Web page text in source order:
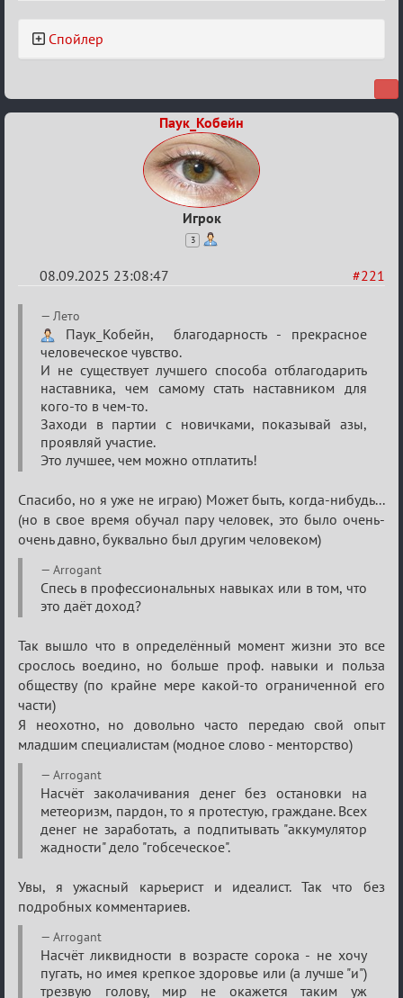
Re:
Обуждение
Спойлер
Паук_Кобейн
Игрок
3
#221
08.09.2025 23:08:47
Re:
Обуждение
«Universal»
Лето
Паук_Кобейн, благодарность - прекрасное
человеческое чувство.
И не существует лучшего способа отблагодарить
наставника, чем самому стать наставником для
кого-то в чем-то.
Заходи в партии с новичками, показывай азы,
проявляй участие.
Это лучшее, чем можно отплатить!
Спасибо, но я уже не играю) Может быть, когда-нибудь...
(но в свое время обучал пару человек, это было очень-
очень давно, буквально был другим человеком)
Arrogant
Спесь в профессиональных навыках или в том, что
это даёт доход?
Так вышло что в определённый момент жизни это все
срослось воедино, но больше проф. навыки и польза
обществу (по крайне мере какой-то ограниченной его
части)
Я неохотно, но довольно часто передаю свой опыт
младшим специалистам (модное слово - менторство)
Arrogant
Насчёт заколачивания денег без остановки на
метеоризм, пардон, то я протестую, граждане. Всех
денег не заработать, а подпитывать "аккумулятор
жадности" дело "гобсеческое".
Увы, я ужасный карьерист и идеалист. Так что без
подробных комментариев.
Arrogant
Насчёт ликвидности в возрасте сорока - не хочу
пугать, но имея крепкое здоровье или (а лучше "и")
трезвую голову, мир не окажется таким уж